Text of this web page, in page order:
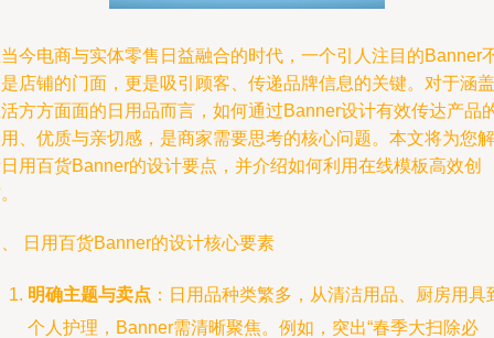
今电商与实体零售日益融合的时代，一个引人注目的Banner
店铺的门面，更是吸引顾客、传递品牌信息的关键。对于涵盖
方方面面的日用品而言，如何通过Banner设计有效传达产品
、优质与亲切感，是商家需要思考的核心问题。本文将为您解
用百货Banner的设计要点，并介绍如何利用在线模板高效创
日用百货Banner的设计核心要素
明确主题与卖点 ：日用品种类繁多，从清洁用品、厨房用具
个人护理，Banner需清晰聚焦。例如，突出“春季大扫除必